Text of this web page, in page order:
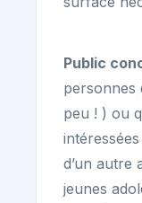
Public
personnes
peu ! ) ou
d’un autre
jeunes